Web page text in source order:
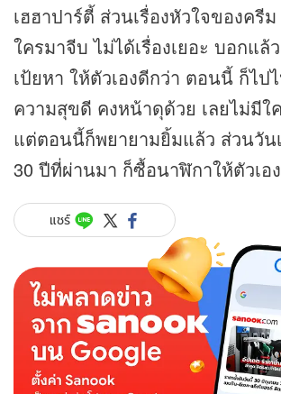
เฮฮาปาร์ตี้ ส่วนเรื่องหัวใจของครี
ใครมาจีบ ไม่ได้เรื่องเยอะ บอกแล้
เป้ยหา ให้ตัวเองดีกว่า ตอนนี้ ก็ไป
ความสุขดี คงหน้าดุด้วย เลยไม่มีใ
แต่ตอนนี้ก็พยายามยิ้มแล้ว ส่วนวัน
30 ปีที่ผ่านมา ก็ซื้อนาฬิกาให้ตัวเอ
แชร์